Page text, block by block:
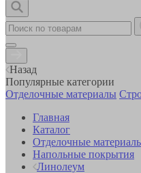
Назад
Популярные категории
Отделочные материалы
Главная
Каталог
Отделочные
Напольные покрытия
Линолеум